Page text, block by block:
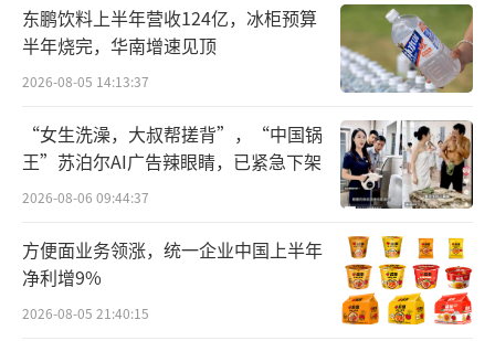
朝气蓬勃的老年人
上海和平饭店作为电视剧《繁花》的取景
和这些走马观花的过客不同，退休后她每周末
都会来和平饭店喝下午茶、跳华尔兹。
每次500元的价格对她而言不在话下，毕竟
自己手握丰厚的退休金，为情绪买单是她悦己
的方式，要的就是腔调。
东鹏饮料上半年营收124亿，冰柜预算
半年烧完，华南增速见顶
2026-08-05 14:13:37
“女生洗澡，大叔帮搓背”，“中国锅
王”苏泊尔AI广告辣眼睛，已紧急下架
2026-08-06 09:44:37
方便面业务领涨，统一企业中国上半年
净利增9%
2026-08-05 21:40:15